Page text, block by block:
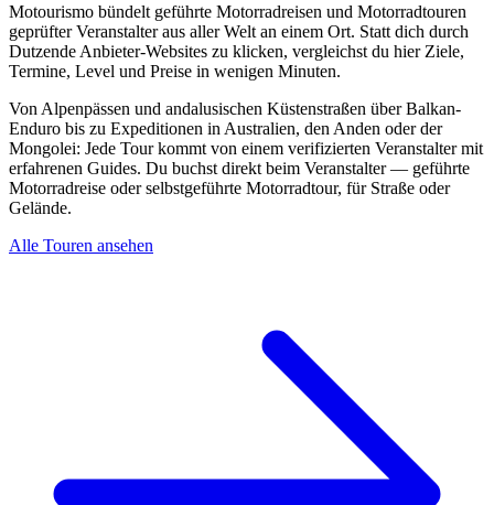
Motourismo bündelt geführte Motorradreisen und Motorradtouren
geprüfter Veranstalter aus aller Welt an einem Ort. Statt dich durch
Dutzende Anbieter-Websites zu klicken, vergleichst du hier Ziele,
Termine, Level und Preise in wenigen Minuten.
Von Alpenpässen und andalusischen Küstenstraßen über Balkan-
Enduro bis zu Expeditionen in Australien, den Anden oder der
Mongolei: Jede Tour kommt von einem verifizierten Veranstalter mit
erfahrenen Guides. Du buchst direkt beim Veranstalter — geführte
Motorradreise oder selbstgeführte Motorradtour, für Straße oder
Gelände.
Alle Touren ansehen